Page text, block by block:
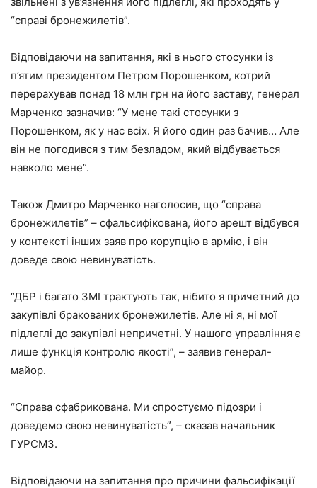
“справі бронежилетів”.
Відповідаючи на запитання, які в нього стосунки із
п’ятим президентом Петром Порошенком, котрий
перерахував понад 18 млн грн на його заставу, генерал
Марченко зазначив: “У мене такі стосунки з
Порошенком, як у нас всіх. Я його один раз бачив… Але
він не погодився з тим безладом, який відбувається
навколо мене”.
Також Дмитро Марченко наголосив, що “справа
бронежилетів” – сфальсифікована, його арешт відбувся
у контексті інших заяв про корупцію в армію, і він
доведе свою невинуватість.
“ДБР і багато ЗМІ трактують так, нібито я причетний до
закупівлі бракованих бронежилетів. Але ні я, ні мої
підлеглі до закупівлі непричетні. У нашого управління є
лише функція контролю якості”, – заявив генерал-
майор.
“Справа сфабрикована. Ми спростуємо підозри і
доведемо свою невинуватість”, – сказав начальник
ГУРСМЗ.
Відповідаючи на запитання про причини фальсифікації